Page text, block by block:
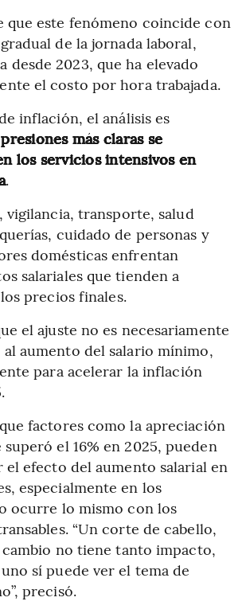
que este fenómeno coincide con
de la jornada laboral,
desde 2023, que ha elevado
el costo por hora trabajada.
inflación, el análisis es
más claras se
los servicios intensivos en
.
vigilancia, transporte, salud
cuidado de personas y
domésticas enfrentan
salariales que tienden a
precios finales.
el ajuste no es necesariamente
aumento del salario mínimo,
para acelerar la inflación
factores como la apreciación
el 16% en 2025, pueden
efecto del aumento salarial en
especialmente en los
ocurre lo mismo con los
“Un corte de cabello,
cambio no tiene tanto impacto,
sí puede ver el tema de
precisó.